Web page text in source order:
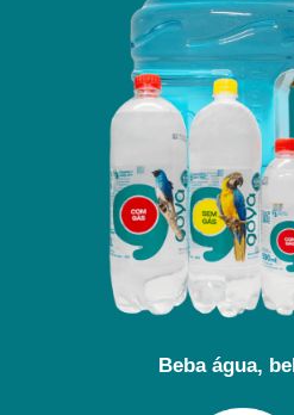
Beba água,